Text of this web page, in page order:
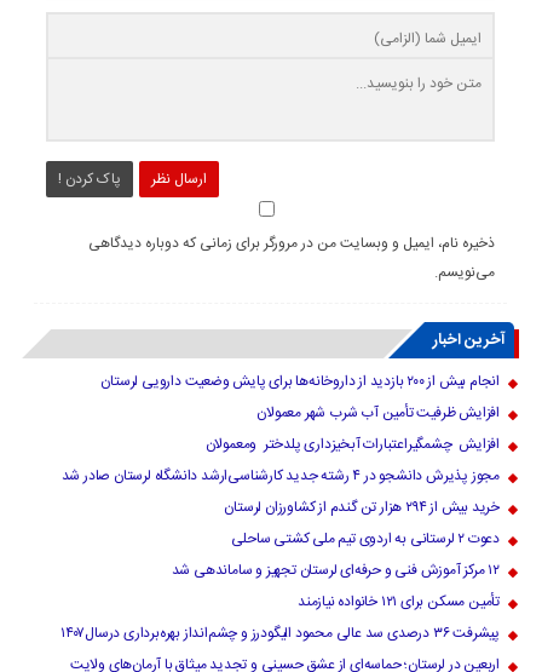
ارسال نظر پاک کردن !
ذخیره نام، ایمیل و وبسایت من در مرورگر برای زمانی که دوباره دیدگاهی
می‌نویسم.
آخرین اخبار
انجام بیش از ۲۰۰ بازدید از داروخانه‌ها برای پایش وضعیت دارویی لرستان
افزایش ظرفیت تأمین آب شرب شهر معمولان
افزایش چشمگیراعتبارات آبخیزداری پلدختر ومعمولان
مجوز پذیرش دانشجو در ۴ رشته جدید کارشناسی‌ارشد دانشگاه لرستان صادر شد
خرید بیش از ۲۹۴ هزار تن گندم از کشاورزان لرستان
دعوت ۲ لرستانی به اردوی تیم ملی کشتی ساحلی
۱۲ مرکز آموزش فنی و حرفه‌ای لرستان تجهیز و ساماندهی شد
تأمین مسکن برای ۱۲۱ خانواده نیازمند
پیشرفت ۳۶ درصدی سد عالی محمود الیگودرز و چشم‌انداز بهره‌برداری درسال۱۴۰۷
اربعین در لرستان؛ حماسه‌ای از عشق حسینی و تجدید میثاق با آرمان‌های ولایت